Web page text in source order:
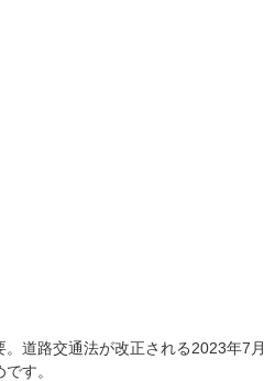
道路交通法が改正される2023年7
す。